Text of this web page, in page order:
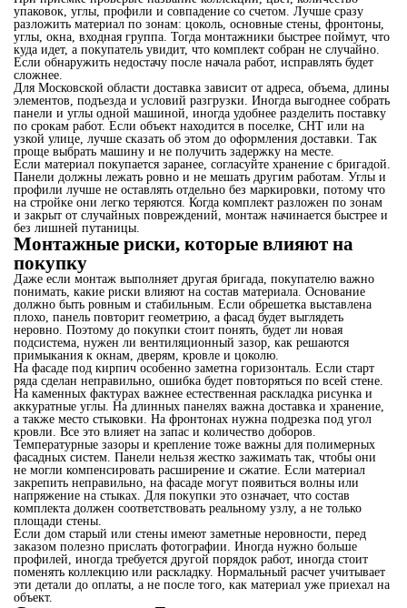
упаковок, углы, профили и совпадение со счетом. Лучше сразу
разложить материал по зонам: цоколь, основные стены, фронтоны,
углы, окна, входная группа. Тогда монтажники быстрее поймут, что
куда идет, а покупатель увидит, что комплект собран не случайно.
Если обнаружить недостачу после начала работ, исправлять будет
сложнее.
Для Московской области доставка зависит от адреса, объема, длины
элементов, подъезда и условий разгрузки. Иногда выгоднее собрать
панели и углы одной машиной, иногда удобнее разделить поставку
по срокам работ. Если объект находится в поселке, СНТ или на
узкой улице, лучше сказать об этом до оформления доставки. Так
проще выбрать машину и не получить задержку на месте.
Если материал покупается заранее, согласуйте хранение с бригадой.
Панели должны лежать ровно и не мешать другим работам. Углы и
профили лучше не оставлять отдельно без маркировки, потому что
на стройке они легко теряются. Когда комплект разложен по зонам
и закрыт от случайных повреждений, монтаж начинается быстрее и
без лишней путаницы.
Монтажные риски, которые влияют на
покупку
Даже если монтаж выполняет другая бригада, покупателю важно
понимать, какие риски влияют на состав материала. Основание
должно быть ровным и стабильным. Если обрешетка выставлена
плохо, панель повторит геометрию, а фасад будет выглядеть
неровно. Поэтому до покупки стоит понять, будет ли новая
подсистема, нужен ли вентиляционный зазор, как решаются
примыкания к окнам, дверям, кровле и цоколю.
На фасаде под кирпич особенно заметна горизонталь. Если старт
ряда сделан неправильно, ошибка будет повторяться по всей стене.
На каменных фактурах важнее естественная раскладка рисунка и
аккуратные углы. На длинных панелях важна доставка и хранение,
а также место стыковки. На фронтонах нужна подрезка под угол
кровли. Все это влияет на запас и количество доборов.
Температурные зазоры и крепление тоже важны для полимерных
фасадных систем. Панели нельзя жестко зажимать так, чтобы они
не могли компенсировать расширение и сжатие. Если материал
закрепить неправильно, на фасаде могут появиться волны или
напряжение на стыках. Для покупки это означает, что состав
комплекта должен соответствовать реальному узлу, а не только
площади стены.
Если дом старый или стены имеют заметные неровности, перед
заказом полезно прислать фотографии. Иногда нужно больше
профилей, иногда требуется другой порядок работ, иногда стоит
поменять коллекцию или раскладку. Нормальный расчет учитывает
эти детали до оплаты, а не после того, как материал уже приехал на
объект.